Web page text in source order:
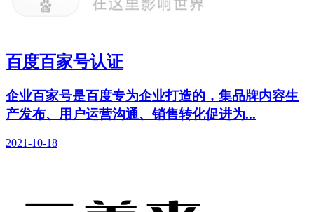
百度百家号认证
企业百家号是百度专为企业打造的，集品牌内容生
产发布、用户运营沟通、销售转化促进为...
2021-10-18